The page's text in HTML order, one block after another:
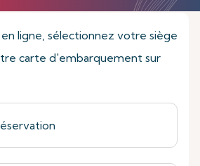
et Gestion Enregistrement
ligne, sélectionnez votre siège
carte d'embarquement sur